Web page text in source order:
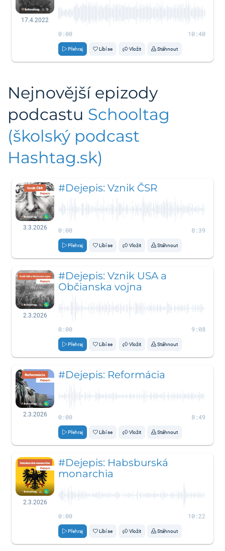
17.4.2022
0:00 10:40
Přehraj Líbí se Vložit Stáhnout
Nejnovější epizody
podcastu Schooltag
(školský podcast
Hashtag.sk)
3.3.2026
#Dejepis: Vznik ČSR
0:00 8:39
Přehraj Líbí se Vložit Stáhnout
2.3.2026
#Dejepis: Vznik USA a
Občianska vojna
0:00 9:08
Přehraj Líbí se Vložit Stáhnout
2.3.2026
#Dejepis: Reformácia
0:00 8:49
Přehraj Líbí se Vložit Stáhnout
2.3.2026
#Dejepis: Habsburská
monarchia
0:00 10:22
Přehraj Líbí se Vložit Stáhnout